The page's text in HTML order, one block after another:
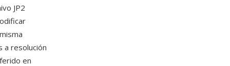
JP2
a resolución
en